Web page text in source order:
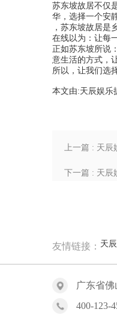
苏东坡故居不仅
华，选择一个安
，苏东坡故居是
在线以为：让每
正如苏东坡所说
意生活的方式，
所以，让我们选
本文由:天辰娱乐
上一篇 : 天辰
下一篇 : 天辰
友情链接： 天
广东省
400-123-